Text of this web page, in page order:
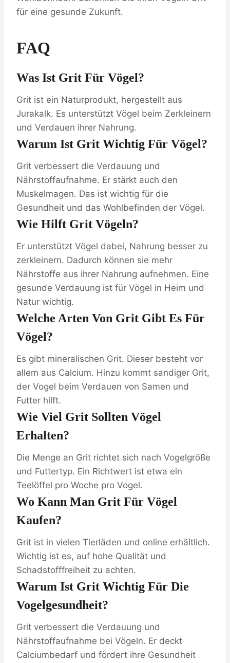
für eine gesunde Zukunft.
FAQ
Was Ist Grit Für Vögel?
Grit ist ein Naturprodukt, hergestellt aus
Jurakalk. Es unterstützt Vögel beim Zerkleinern
und Verdauen ihrer Nahrung.
Warum Ist Grit Wichtig Für Vögel?
Grit verbessert die Verdauung und
Nährstoffaufnahme. Er stärkt auch den
Muskelmagen. Das ist wichtig für die
Gesundheit und das Wohlbefinden der Vögel.
Wie Hilft Grit Vögeln?
Er unterstützt Vögel dabei, Nahrung besser zu
zerkleinern. Dadurch können sie mehr
Nährstoffe aus ihrer Nahrung aufnehmen. Eine
gesunde Verdauung ist für Vögel in Heim und
Natur wichtig.
Welche Arten Von Grit Gibt Es Für
Vögel?
Es gibt mineralischen Grit. Dieser besteht vor
allem aus Calcium. Hinzu kommt sandiger Grit,
der Vogel beim Verdauen von Samen und
Futter hilft.
Wie Viel Grit Sollten Vögel
Erhalten?
Die Menge an Grit richtet sich nach Vogelgröße
und Futtertyp. Ein Richtwert ist etwa ein
Teelöffel pro Woche pro Vogel.
Wo Kann Man Grit Für Vögel
Kaufen?
Grit ist in vielen Tierläden und online erhältlich.
Wichtig ist es, auf hohe Qualität und
Schadstofffreiheit zu achten.
Warum Ist Grit Wichtig Für Die
Vogelgesundheit?
Grit verbessert die Verdauung und
Nährstoffaufnahme bei Vögeln. Er deckt
Calciumbedarf und fördert ihre Gesundheit